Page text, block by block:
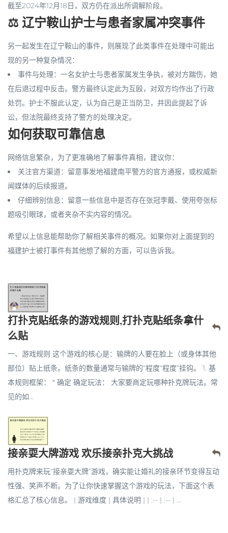
截至2024年12月18日，双方仍在派出所调解阶段。
⚖️ 辽宁鞍山护士与患者家属冲突事件
另一起发生在辽宁鞍山的事件，则展现了此类事件在处理中可能出
现的另一种复杂情况：
事件与处理：一名女护士与患者家属发生争执，被对方踹伤，她
在后退过程中反击。警方最终认定此为互殴，对双方均作出了行政
处罚。护士不服此认定，认为自己是正当防卫，并因此提起了诉
讼，但法院最终支持了警方的处理决定。
如何获取可靠信息
网络信息繁杂，为了更准确地了解事件真相，建议你：
关注官方渠道：留意事发地福建南平警方的官方通报，或权威新
闻媒体的后续报道。
仔细辨别信息：留意一些信息中是否存在张冠李戴、使用夸张标
题吸引眼球，或者夹杂不实内容的情况。
希望以上信息能帮助你了解相关事件的概况。如果你对上面提到的
福建护士被打事件有其他想了解的方面，可以告诉我。
打扑克贴纸条的游戏规则,打扑克贴纸条拿什
么贴
一、游戏规则 这个游戏的核心是：输牌的人要在脸上（或身体其他
部位）贴上纸条。纸条的数量通常与输牌的“程度“程度”挂钩。 1. 基
本规则框架： * 确定 确定玩法： 大家要商定玩哪种扑克牌玩法。常
见的如...
接亲耍大牌游戏 欢乐接亲扑克大挑战
用扑克牌来玩“接亲耍大牌”游戏，确实能让婚礼的接亲环节变得互动
性强、笑声不断。为了让你快速掌握这个游戏的玩法，下面这个表
格汇总了核心信息。 | 游戏维度 | 具体说明 | | :-- | :-- | ...